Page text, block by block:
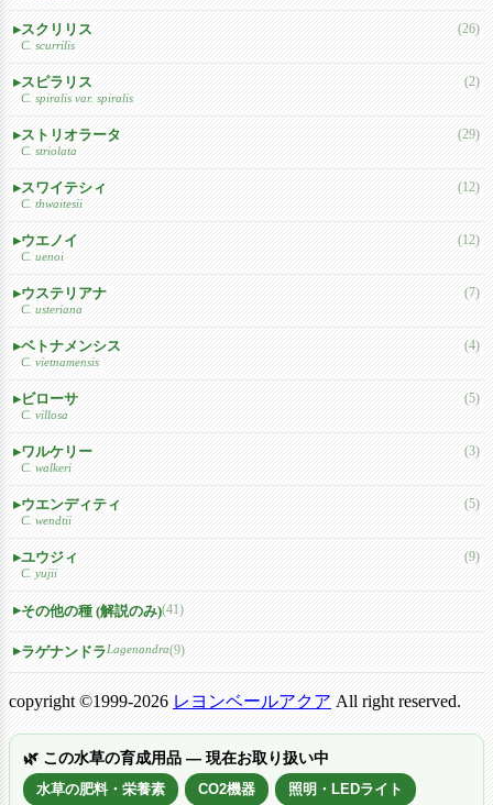
スクリリス
C. scurrilis
(26)
スピラリス
C. spiralis var. spiralis
(2)
ストリオラータ
C. striolata
(29)
スワイテシィ
C. thwaitesii
(12)
ウエノイ
C. uenoi
(12)
ウステリアナ
C. usteriana
(7)
ベトナメンシス
C. vietnamensis
(4)
ビローサ
C. villosa
(5)
ワルケリー
C. walkeri
(3)
ウエンディティ
C. wendtii
(5)
ユウジィ
C. yujii
(9)
その他の種 (解説のみ)(41)
ラゲナンドラLagenandra(9)
copyright ©1999-2026 レヨンベールアクア All right reserved.
🌿 この水草の育成用品 — 現在お取り扱い中
水草の肥料・栄養素 CO2機器 照明・LEDライト